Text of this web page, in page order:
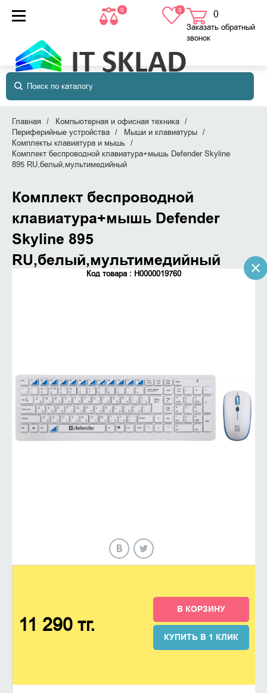
0 0 0
в корзине
Заказать обратный
звонок
Главная
Компьютерная и офисная техника
Периферийные устройства
Мыши и клавиатуры
Комплекты клавиатура и мышь
Комплект беспроводной клавиатура+мышь Defender Skyline
895 RU,белый,мультимедийный
Комплект беспроводной
клавиатура+мышь Defender
Skyline 895
RU,белый,мультимедийный
Код товара : Н0000019760
11 290 тг.
В КОРЗИНУ
КУПИТЬ В 1 КЛИК